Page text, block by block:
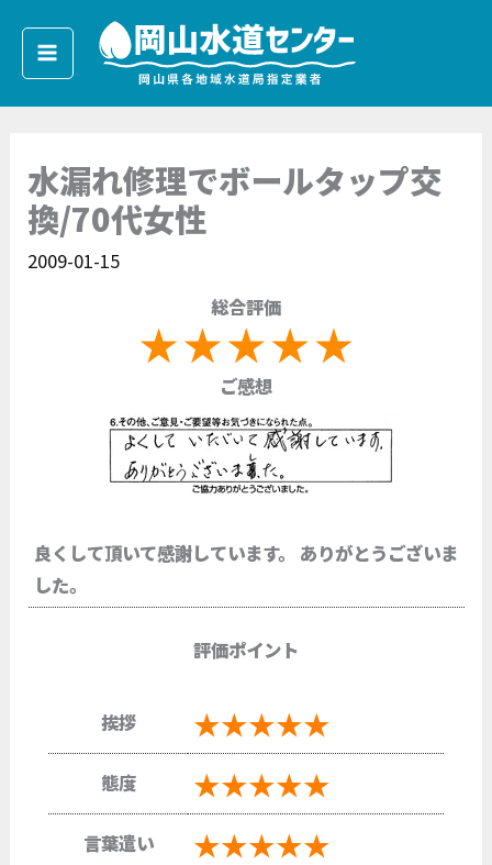
ス
水漏れ修理でボールタップ交
換/70代女性
2009-01-15
総合評価
ご感想
良くして頂いて感謝しています。 ありがとうございま
した。
評価ポイント
挨拶 ★★★★★
態度 ★★★★★
言葉遣い ★★★★★